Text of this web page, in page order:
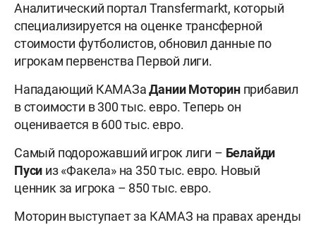
Аналитический портал Transfermarkt, который
специализируется на оценке трансферной
стоимости футболистов, обновил данные по
игрокам первенства Первой лиги.
Нападающий КАМАЗаДании Моторинприбавил
в стоимости в 300 тыс. евро. Теперь он
оценивается в 600 тыс. евро.
Самый подорожавший игрок лиги – Белайди
Пуси из «Факела» на 350 тыс. евро. Новый
ценник за игрока – 850 тыс. евро.
Моторин выступает за КАМАЗ на правах аренды